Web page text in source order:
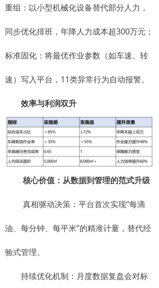
重组：以小型机械化设备替代部分人力，
同步优化排班，年降人力成本超300万元；
标准固化：将最优作业参数（如车速、转
速）写入平台，11类异常行为自动报警。
效率与利润双升
核心价值：从数据到管理的范式升级
真相驱动决策：平台首次实现“每滴
油、每分钟、每平米”的精准计量，替代经
验式管理。
持续优化机制：月度数据复盘会对标